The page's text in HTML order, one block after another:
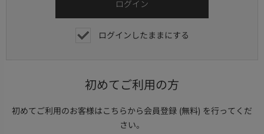
ログインしたままにする
初めてご利用の方
初めてご利用のお客様はこちらから会員登録 (無料) を行ってくだ
さい。